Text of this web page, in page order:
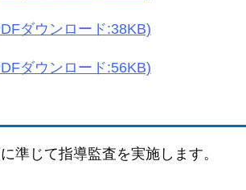
ダウンロード:38KB)
ダウンロード:56KB)
準じて指導監査を実施します。